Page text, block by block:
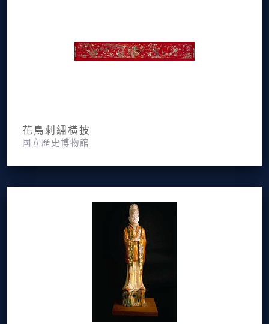
花鳥刺繡橫披
國立歷史博物館